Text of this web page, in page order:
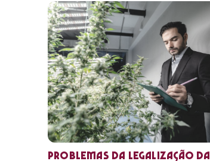
Problemas da legalização da